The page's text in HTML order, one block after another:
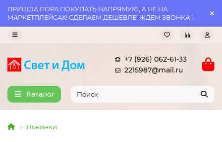
ПРИШЛА ПОРА ПОКУПАТЬ НАПРЯМУЮ, А НЕ НА
МАРКЕТПЛЕЙСАХ! СДЕЛАЕМ ДЕШЕВЛЕ! ЖДЕМ ЗВОНКА !
+7 (926) 062-61-33
2215987@mail.ru
Каталог
Новинки